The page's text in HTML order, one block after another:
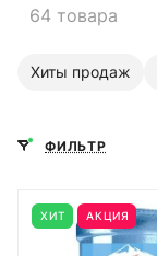
64 товара
Хиты продаж
ФИЛЬТР
ХИТ АКЦИЯ